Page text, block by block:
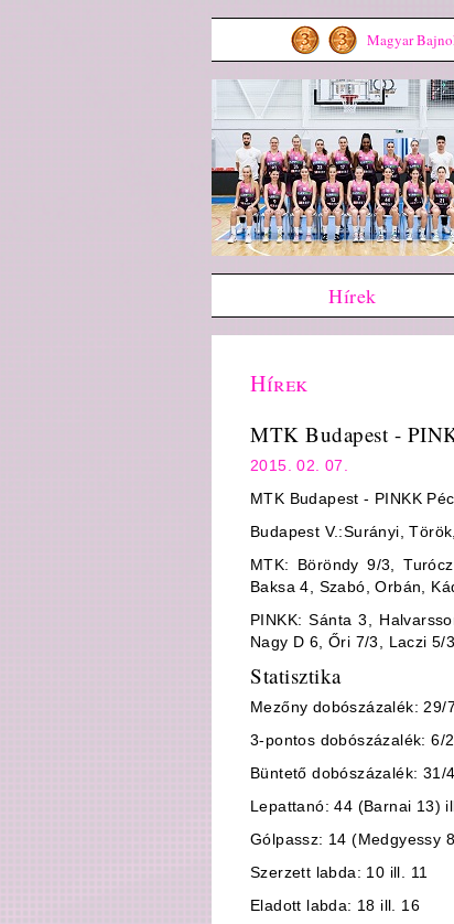
Magyar
Hírek
Hírek
MTK Budapest -
2015. 02. 07.
MTK Budapest - PINKK
Budapest V.:Surányi,
MTK: Böröndy 9/3,
Baksa 4, Szabó, Orbán,
PINKK: Sánta 3,
Nagy D 6, Őri 7/3, Laczi 5/
Statisztika
Mezőny dobószázalék: 29/
3-pontos dobószázalék: 6/
Büntető dobószázalék: 31/
Lepattanó: 44 (Barnai 13)
Gólpassz: 14 (Medgyessy
Szerzett labda: 10 ill. 11
Eladott labda: 18 ill. 16